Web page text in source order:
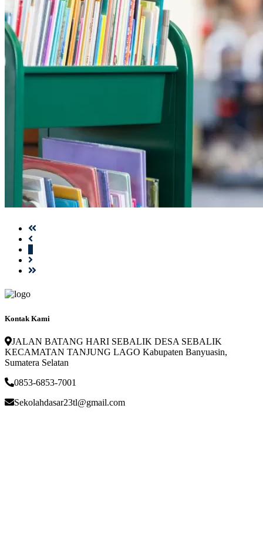
Kontak Kami
JALAN BATANG HARI SEBALIK DESA SEBALIK
KECAMATAN TANJUNG LAGO Kabupaten Banyuasin,
Sumatera Selatan
0853-6853-7001
Sekolahdasar23tl@gmail.com